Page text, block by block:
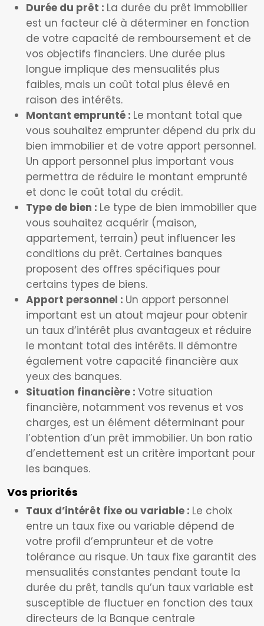
Durée du prêt : La durée du prêt immobilier
est un facteur clé à déterminer en fonction
de votre capacité de remboursement et de
vos objectifs financiers. Une durée plus
longue implique des mensualités plus
faibles, mais un coût total plus élevé en
raison des intérêts.
Montant emprunté : Le montant total que
vous souhaitez emprunter dépend du prix du
bien immobilier et de votre apport personnel.
Un apport personnel plus important vous
permettra de réduire le montant emprunté
et donc le coût total du crédit.
Type de bien : Le type de bien immobilier que
vous souhaitez acquérir (maison,
appartement, terrain) peut influencer les
conditions du prêt. Certaines banques
proposent des offres spécifiques pour
certains types de biens.
Apport personnel : Un apport personnel
important est un atout majeur pour obtenir
un taux d’intérêt plus avantageux et réduire
le montant total des intérêts. Il démontre
également votre capacité financière aux
yeux des banques.
Situation financière : Votre situation
financière, notamment vos revenus et vos
charges, est un élément déterminant pour
l’obtention d’un prêt immobilier. Un bon ratio
d’endettement est un critère important pour
les banques.
Vos priorités
Taux d’intérêt fixe ou variable : Le choix
entre un taux fixe ou variable dépend de
votre profil d’emprunteur et de votre
tolérance au risque. Un taux fixe garantit des
mensualités constantes pendant toute la
durée du prêt, tandis qu’un taux variable est
susceptible de fluctuer en fonction des taux
directeurs de la Banque centrale